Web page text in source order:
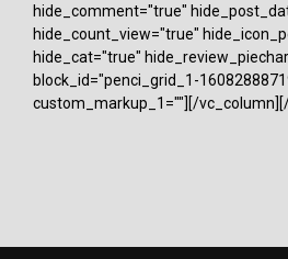
hide_comment="true"
hide_count_view="true"
hide_cat="true"
block_id="penci_grid_1-
custom_markup_1=""][/